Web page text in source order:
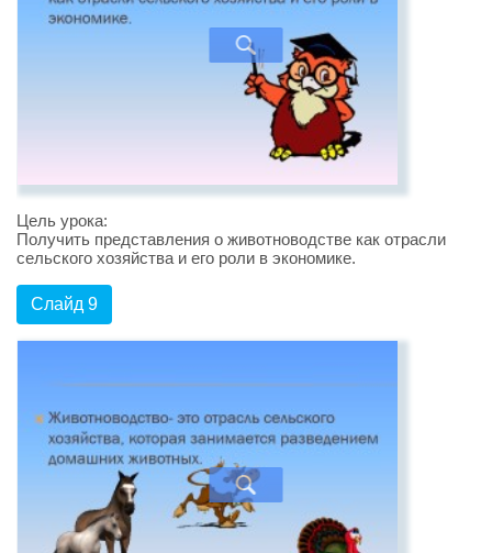
Цель урока:
Получить представления о животноводстве как отрасли
сельского хозяйства и его роли в экономике.
Слайд 9